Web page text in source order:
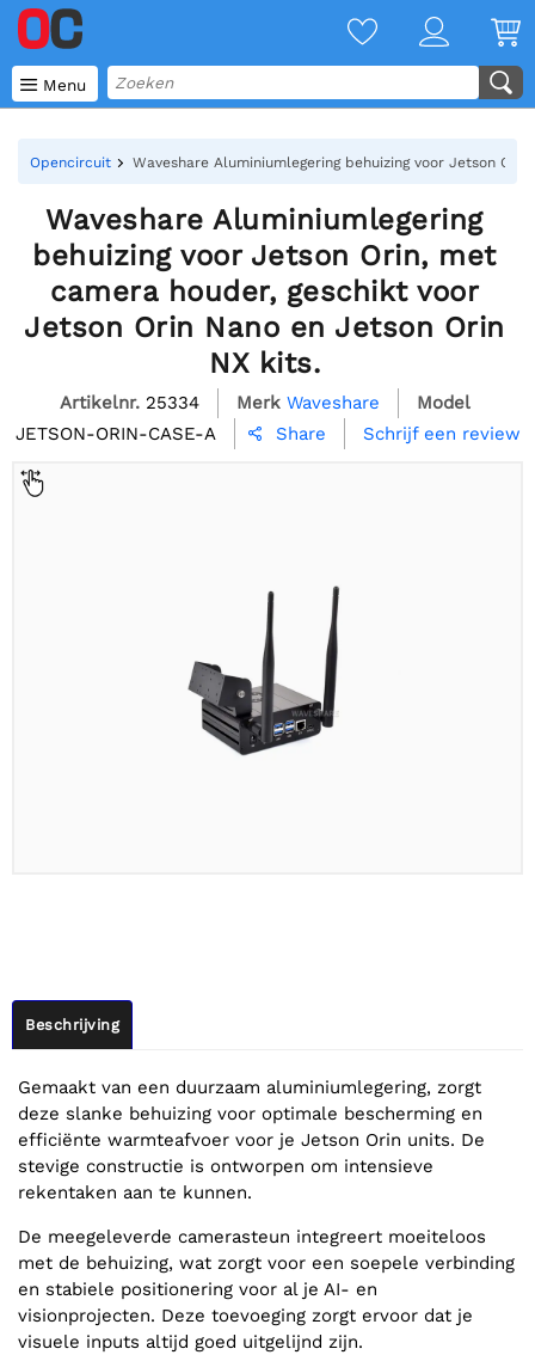
 Menu
Opencircuit Waveshare Aluminiumlegering behuizing voor Jetson
Waveshare Aluminiumlegering
behuizing voor Jetson Orin, met
camera houder, geschikt voor
Jetson Orin Nano en Jetson Orin
NX kits.
Artikelnr. 25334 Merk Waveshare
Model
JETSON-ORIN-CASE-A
 Share Schrijf een review
Beschrijving
Gemaakt van een duurzaam aluminiumlegering, zorgt
deze slanke behuizing voor optimale bescherming en
efficiënte warmteafvoer voor je Jetson Orin units. De
stevige constructie is ontworpen om intensieve
rekentaken aan te kunnen.
De meegeleverde camerasteun integreert moeiteloos
met de behuizing, wat zorgt voor een soepele verbinding
en stabiele positionering voor al je AI- en
visionprojecten. Deze toevoeging zorgt ervoor dat je
visuele inputs altijd goed uitgelijnd zijn.